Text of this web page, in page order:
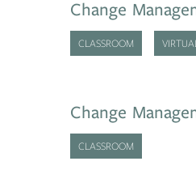
Change
CLASSROOM VIRTUAL
Change
CLASSROOM